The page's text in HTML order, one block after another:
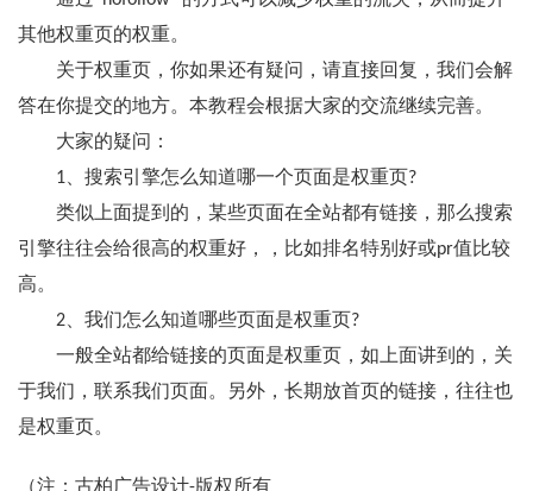
其他权重页的权重。
关于权重页，你如果还有疑问，请直接回复，我们会解
答在你提交的地方。本教程会根据大家的交流继续完善。
大家的疑问：
1、搜索引擎怎么知道哪一个页面是权重页?
类似上面提到的，某些页面在全站都有链接，那么搜索
引擎往往会给很高的权重好，，比如排名特别好或pr值比较
高。
2、我们怎么知道哪些页面是权重页?
一般全站都给链接的页面是权重页，如上面讲到的，关
于我们，联系我们页面。另外，长期放首页的链接，往往也
是权重页。